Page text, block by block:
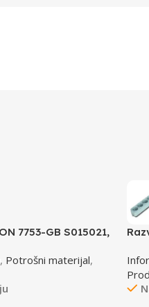
7753-GB S015021,
, Potrošni materijal,